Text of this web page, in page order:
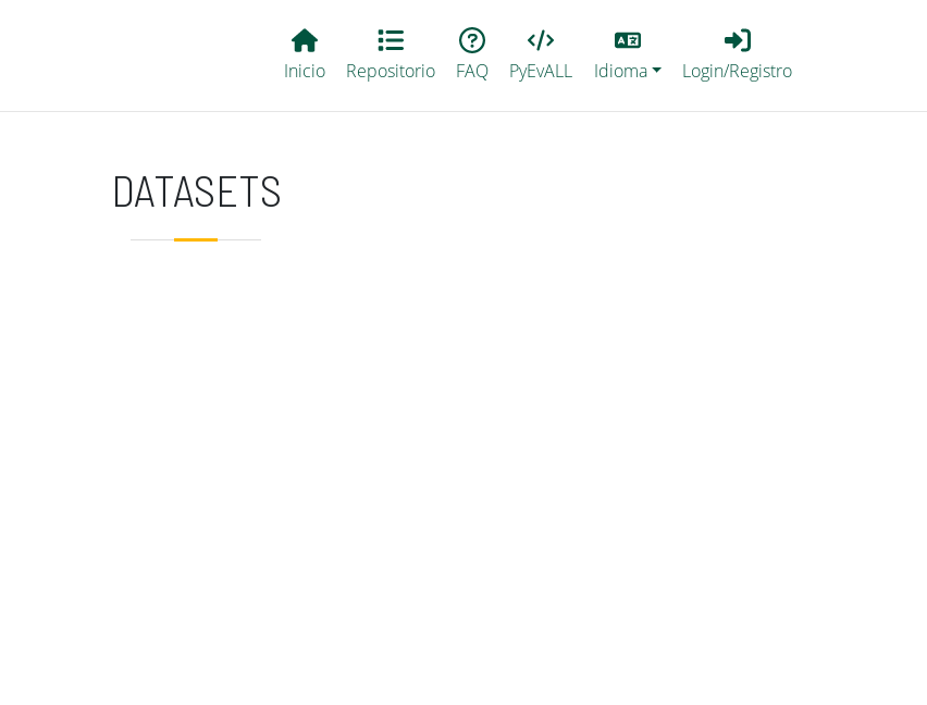
Main EvALL
Inicio Repositorio FAQ PyEvALL
Lang
Idioma
Login_Registro
Login/Registro
DATASETS